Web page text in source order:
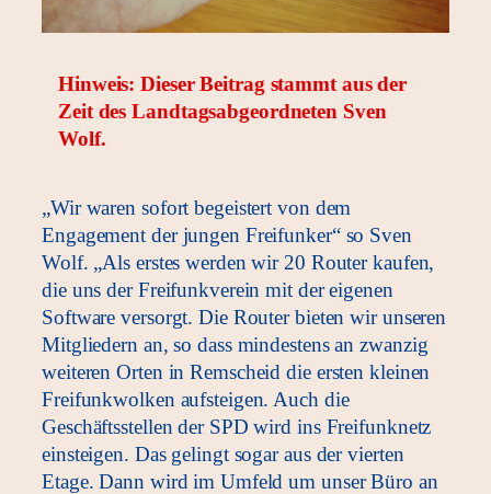
Hinweis: Dieser Beitrag stammt aus der
Zeit des Landtagsabgeordneten Sven
Wolf.
„Wir waren sofort begeistert von dem
Engagement der jungen Freifunker“ so Sven
Wolf. „Als erstes werden wir 20 Router kaufen,
die uns der Freifunkverein mit der eigenen
Software versorgt. Die Router bieten wir unseren
Mitgliedern an, so dass mindestens an zwanzig
weiteren Orten in Remscheid die ersten kleinen
Freifunkwolken aufsteigen. Auch die
Geschäftsstellen der SPD wird ins Freifunknetz
einsteigen. Das gelingt sogar aus der vierten
Etage. Dann wird im Umfeld um unser Büro an